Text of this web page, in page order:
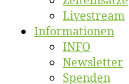
Live­stream
Informatio­nen
INFO
News­let­ter
Spen­den